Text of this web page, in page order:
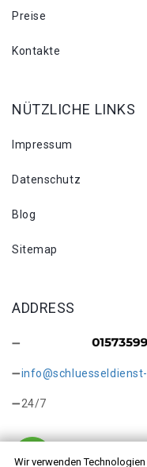
Wir verwenden
Preise
Kontakte
NÜTZLICHE LINKS
Impressum
Datenschutz
Blog
Sitemap
ADDRESS
24/7